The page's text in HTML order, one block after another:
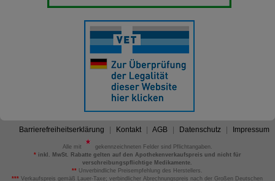
Barrierefreiheitserklärung Kontakt AGB Datenschutz Impressum
Alle mit
gekennzeichneten Felder sind Pflichtangaben.
*inkl. MwSt. Rabatte gelten auf den Apothekenverkaufspreis und nicht für
verschreibungspflichtige Medikamente.
** Unverbindliche Preisempfehlung des Herstellers.
*** Verkaufspreis gemäß Lauer-Taxe; verbindlicher Abrechnungspreis nach der Großen Deutschen